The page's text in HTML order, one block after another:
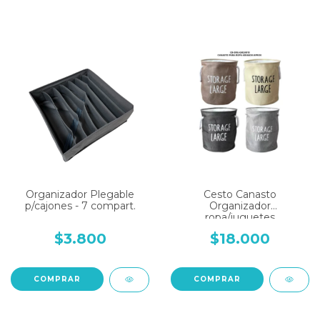
Organizador Plegable
p/cajones - 7 compart.
$3.800
Cesto Canasto
Organizador
ropa/juguetes
REFORZADO
$18.000
COMPRAR